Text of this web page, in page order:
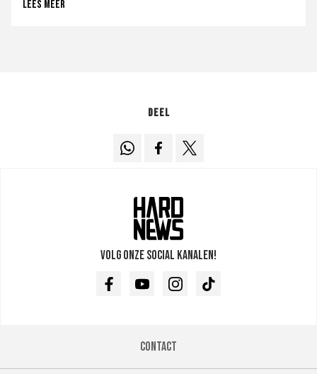
Lees meer
Deel
Volg onze social kanalen!
FacebookYoutubeInstagramTikTok
Contact